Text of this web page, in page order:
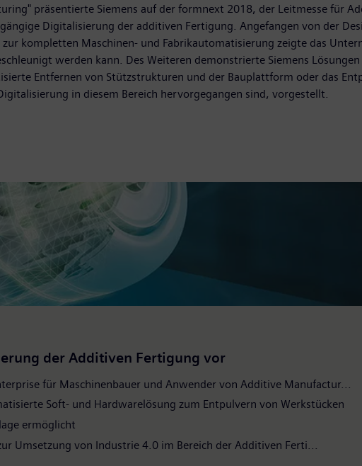
präsentierte Siemens auf der formnext 2018, der Leitmesse für
Digitalisierung der additiven Fertigung. Angefangen von der
kompletten Maschinen- und Fabrikautomatisierung zeigte das
werden kann. Des Weiteren demonstrierte Siemens
Entfernen von Stützstrukturen und der Bauplattform oder das
in diesem Bereich hervorgegangen sind, vorgestellt.
der Additiven Fertigung vor
für Maschinenbauer und Anwender von Additive Manufactur...
Soft- und Hardwarelösung zum Entpulvern von Werkstücken
ermöglicht
Umsetzung von Industrie 4.0 im Bereich der Additiven Ferti...